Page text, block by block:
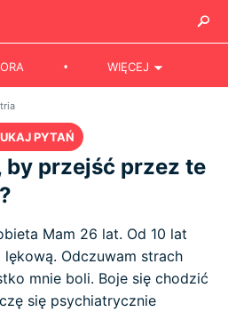
WIĘCEJ
PYTAŃ
by przejść przez te
Mam 26 lat. Od 10 lat
lękową. Odczuwam strach
mnie boli. Boje się chodzić
się psychiatrycznie